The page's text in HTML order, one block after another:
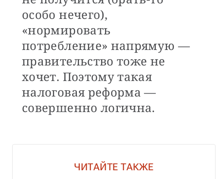
особо нечего),
«нормировать
потребление» напрямую —
правительство тоже не
хочет. Поэтому такая
налоговая реформа —
совершенно логична.
ЧИТАЙТЕ ТАКЖЕ